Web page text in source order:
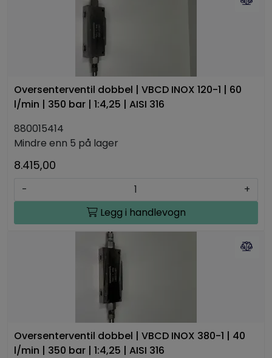
Oversenterventil dobbel | VBCD INOX 120-1 | 60
l/min | 350 bar | 1:4,25 | AISI 316
880015414
Mindre enn 5 på lager
8.415,00
-
+
Legg i handlevogn
Oversenterventil dobbel | VBCD INOX 380-1 | 40
l/min | 350 bar | 1:4,25 | AISI 316